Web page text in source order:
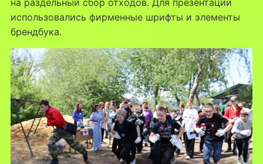
использовались фирменные шрифты и элементы
брендбука.